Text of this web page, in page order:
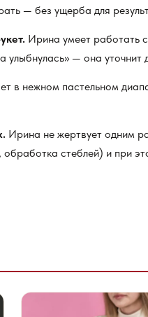
— без ущерба для
Ирина умеет работать
улыбнулась» — она
в нежном пастельном
Ирина не жертвует одним
обработка стеблей) и при